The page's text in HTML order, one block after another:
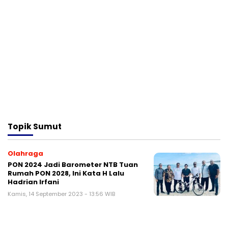
TopikSumut
Olahraga
PON 2024 Jadi Barometer NTB Tuan
Rumah PON 2028, Ini Kata H Lalu
Hadrian Irfani
Kamis, 14 September 2023 - 13:56 WIB